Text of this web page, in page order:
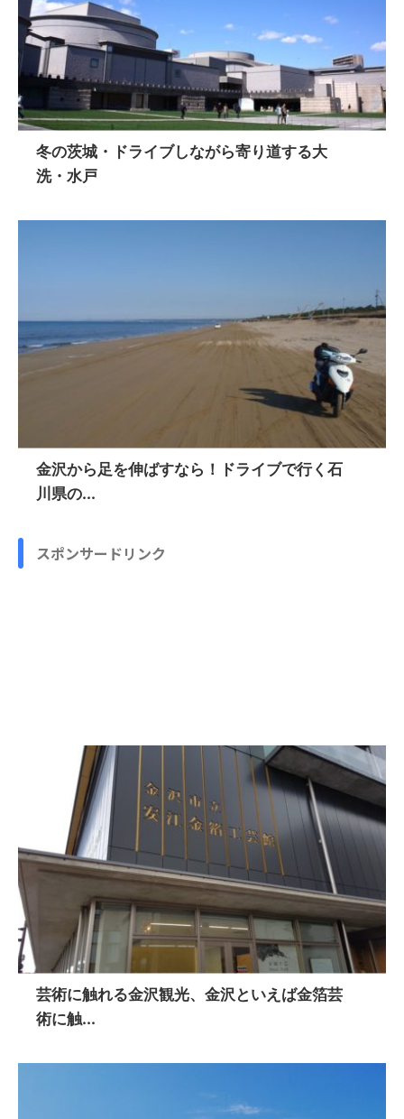
冬の茨城・ドライブしながら寄り道する大
洗・水戸
金沢から足を伸ばすなら！ドライブで行く石
川県の...
スポンサードリンク
芸術に触れる金沢観光、金沢といえば金箔芸
術に触...